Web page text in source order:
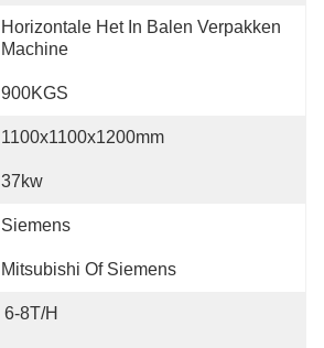
Horizontale Het In Balen Verpakken
Machine
900KGS
1100x1100x1200mm
37kw
Siemens
Mitsubishi Of Siemens
6-8T/H